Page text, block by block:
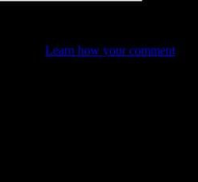
Learn how your comment